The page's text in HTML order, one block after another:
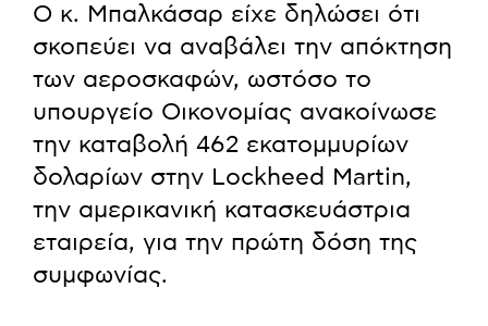
Ο κ. Μπαλκάσαρ είχε δηλώσει ότι
σκοπεύει να αναβάλει την απόκτηση
των αεροσκαφών, ωστόσο το
υπουργείο Οικονομίας ανακοίνωσε
την καταβολή 462 εκατομμυρίων
δολαρίων στην Lockheed Martin,
την αμερικανική κατασκευάστρια
εταιρεία, για την πρώτη δόση της
συμφωνίας.